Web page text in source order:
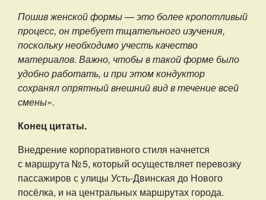
Пошив женской формы — это более кропотливый
процесс, он требует тщательного изучения,
поскольку необходимо учесть качество
материалов. Важно, чтобы в такой форме было
удобно работать, и при этом кондуктор
сохранял опрятный внешний вид в течение всей
смены».
Конец цитаты.
Внедрение корпоративного стиля начнется
с маршрута № 5, который осуществляет перевозку
пассажиров с улицы Усть-Двинская до Нового
посёлка, и на центральных маршрутах города.